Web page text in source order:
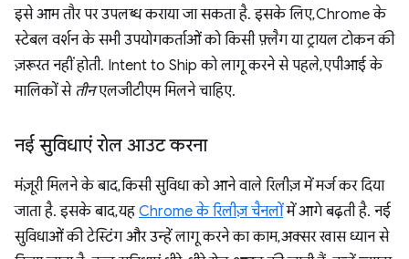
इसे आम तौर पर उपलब्ध कराया जा सकता है. इसके लिए, Chrome के
स्टेबल वर्शन के सभी उपयोगकर्ताओं को किसी फ़्लैग या ट्रायल टोकन की
ज़रूरत नहीं होती. Intent to Ship को लागू करने से पहले, एपीआई के
मालिकों से तीनएलजीटीएम मिलने चाहिए.
नई सुविधाएं रोल आउट करना
मंज़ूरी मिलने के बाद, किसी सुविधा को आने वाले रिलीज़ में मर्ज कर दिया
जाता है. इसके बाद, यह Chrome के रिलीज़ चैनलोंमें आगे बढ़ती है. नई
सुविधाओं की टेस्टिंग और उन्हें लागू करने का काम, अक्सर खास ध्यान से